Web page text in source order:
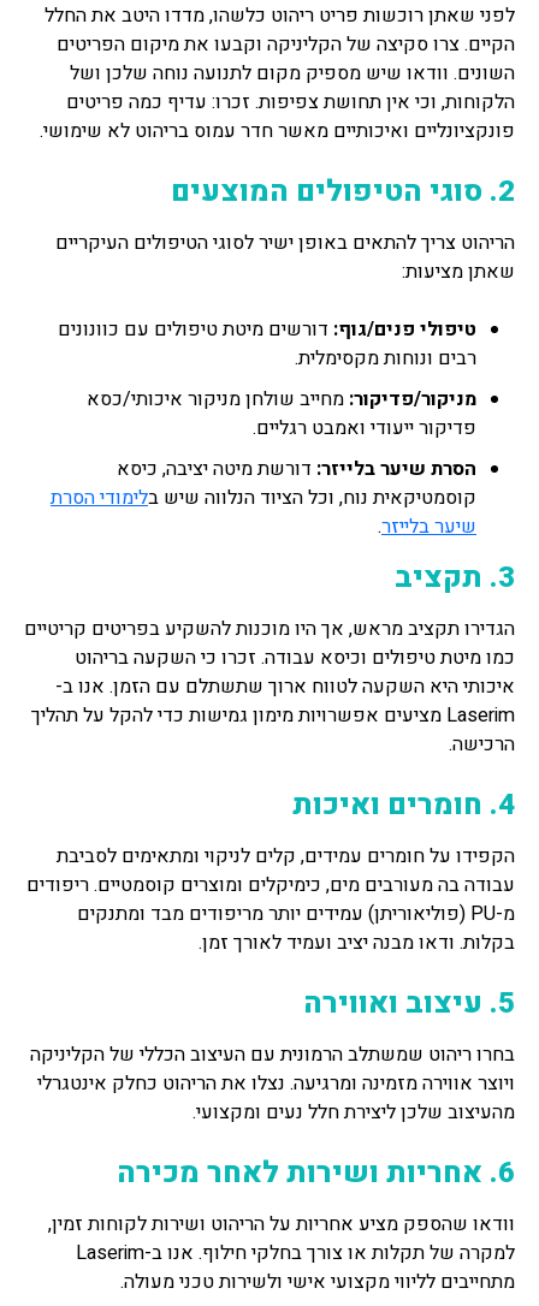
לפני שאתן רוכשות פריט ריהוט כלשהו, מדדו היטב את החלל
הקיים. צרו סקיצה של הקליניקה וקבעו את מיקום הפריטים
השונים. וודאו שיש מספיק מקום לתנועה נוחה שלכן ושל
הלקוחות, וכי אין תחושת צפיפות. זכרו: עדיף כמה פריטים
פונקציונליים ואיכותיים מאשר חדר עמוס בריהוט לא שימושי.
2. סוגי הטיפולים המוצעים
הריהוט צריך להתאים באופן ישיר לסוגי הטיפולים העיקריים
שאתן מציעות:
טיפולי פנים/גוף: דורשים מיטת טיפולים עם כוונונים
רבים ונוחות מקסימלית.
מניקור/פדיקור: מחייב שולחן מניקור איכותי/כסא
פדיקור ייעודי ואמבט רגליים.
הסרת שיער בלייזר: דורשת מיטה יציבה, כיסא
קוסמטיקאית נוח, וכל הציוד הנלווה שיש בלימודי הסרת
שיער בלייזר.
3. תקציב
הגדירו תקציב מראש, אך היו מוכנות להשקיע בפריטים קריטיים
כמו מיטת טיפולים וכיסא עבודה. זכרו כי השקעה בריהוט
איכותי היא השקעה לטווח ארוך שתשתלם עם הזמן. אנו ב-
Laserim מציעים אפשרויות מימון גמישות כדי להקל על תהליך
הרכישה.
4. חומרים ואיכות
הקפידו על חומרים עמידים, קלים לניקוי ומתאימים לסביבת
עבודה בה מעורבים מים, כימיקלים ומוצרים קוסמטיים. ריפודים
מ-PU (פוליאוריתן) עמידים יותר מריפודים מבד ומתנקים
בקלות. ודאו מבנה יציב ועמיד לאורך זמן.
5. עיצוב ואווירה
בחרו ריהוט שמשתלב הרמונית עם העיצוב הכללי של הקליניקה
ויוצר אווירה מזמינה ומרגיעה. נצלו את הריהוט כחלק אינטגרלי
מהעיצוב שלכן ליצירת חלל נעים ומקצועי.
6. אחריות ושירות לאחר מכירה
וודאו שהספק מציע אחריות על הריהוט ושירות לקוחות זמין,
למקרה של תקלות או צורך בחלקי חילוף. אנו ב-Laserim
מתחייבים לליווי מקצועי אישי ולשירות טכני מעולה.